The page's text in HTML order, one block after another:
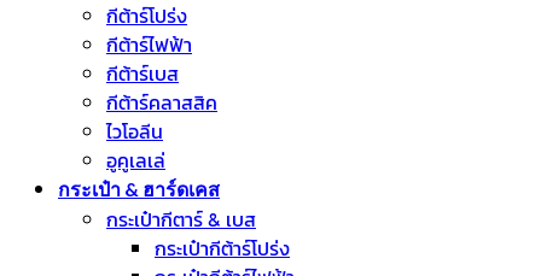
กีต้าร์โปร่ง
กีต้าร์ไฟฟ้า
กีต้าร์เบส
กีต้าร์คลาสสิค
ไวโอลีน
อูคูเลเล่
กระเป๋า & ฮาร์ดเคส
กระเป๋ากีตาร์ & เบส
กระเป๋ากีต้าร์โปร่ง